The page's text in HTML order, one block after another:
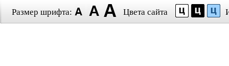
Размер шрифта: Цвета сайта